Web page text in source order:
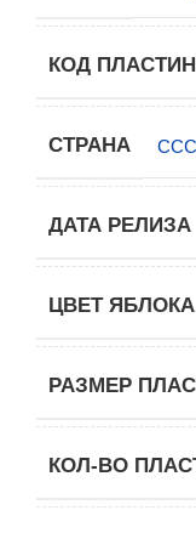
КОД
СТРАНА
ДАТА РЕЛИЗА
ЦВЕТ ЯБЛОКА
РАЗМЕР
КОЛ-ВО